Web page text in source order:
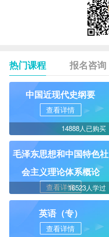
热门课程 报名咨询
中国近现代史纲要
查看详情
14888人已购买
毛泽东思想和中国特色社
会主义理论体系概论
查看详情16523人学过
英语（专）
查看详情